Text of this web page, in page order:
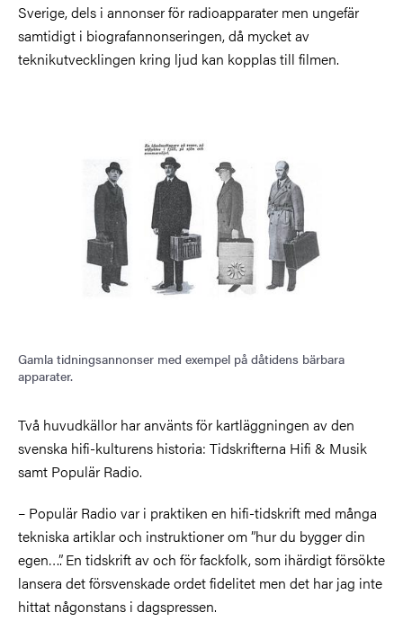
Sverige, dels i annonser för radioapparater men ungefär
samtidigt i biografannonseringen, då mycket av
teknikutvecklingen kring ljud kan kopplas till filmen.
Gamla tidningsannonser med exempel på dåtidens bärbara
apparater.
Två huvudkällor har använts för kartläggningen av den
svenska hifi-kulturens historia: Tidskrifterna Hifi & Musik
samt Populär Radio.
– Populär Radio var i praktiken en hifi-tidskrift med många
tekniska artiklar och instruktioner om ”hur du bygger din
egen…”. En tidskrift av och för fackfolk, som ihärdigt försökte
lansera det försvenskade ordet fidelitet men det har jag inte
hittat någonstans i dagspressen.